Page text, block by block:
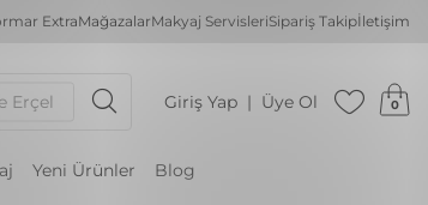
ExtraMağazalarMakyaj ServisleriSipariş Takipİletişim
Erçel Giriş Yap Üye Ol 0
Yeni Ürünler Blog